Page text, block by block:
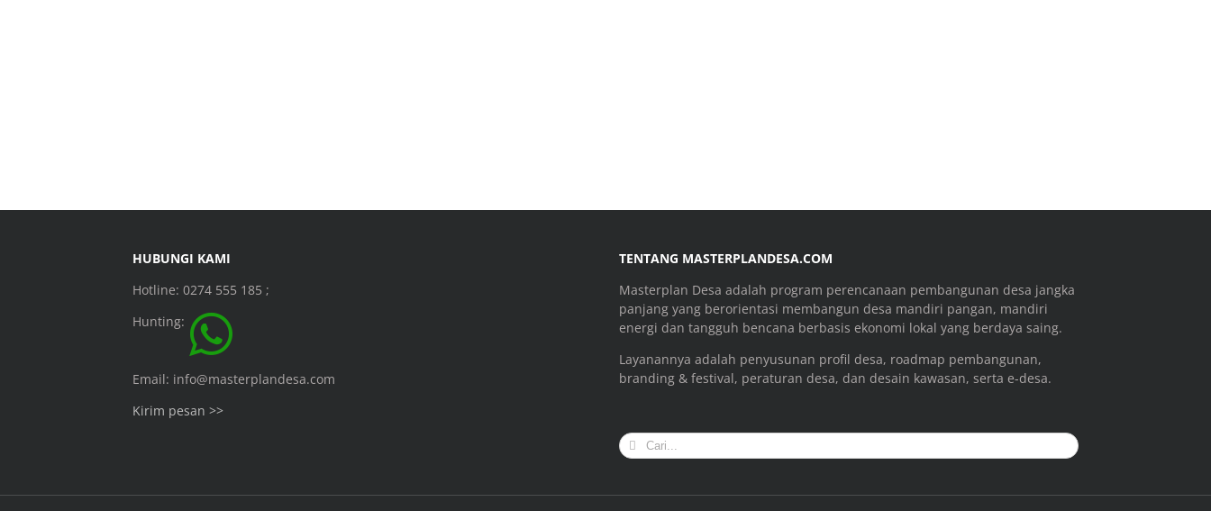
HUBUNGI KAMI
Hotline: 0274 555 185 ;
Hunting:
Email: info@masterplandesa.com
Kirim pesan >>
TENTANG MASTERPLANDESA.COM
Masterplan Desa adalah program perencanaan pembangunan desa jangka
panjang yang berorientasi membangun desa mandiri pangan, mandiri
energi dan tangguh bencana berbasis ekonomi lokal yang berdaya saing.
Layanannya adalah penyusunan profil desa, roadmap pembangunan,
branding & festival, peraturan desa, dan desain kawasan, serta e-desa.
Search
for: